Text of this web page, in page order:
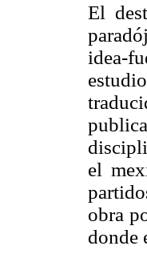
El
idea-
el
obra
donde